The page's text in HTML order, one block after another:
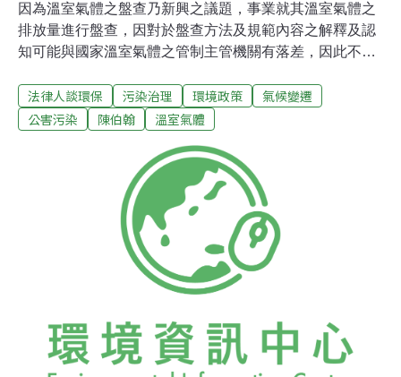
因為溫室氣體之盤查乃新興之議題，事業就其溫室氣體之
排放量進行盤查，因對於盤查方法及規範內容之解釋及認
知可能與國家溫室氣體之管制主管機關有落差，因此不論
家查核的作用，其地位如同查證企業財務報告的會計師。
從而，查驗機構的公正性及其相關機制設計，亦將影響溫
規範及其違反時之責任，亦為相關法制建立時不可不察的
關鍵。（一）我國採取之倫理規範屬行政指導且內涵有待
明確我國溫室氣體排放減量法草案第11條第3項規定，事
業就其盤查資料規定必須經由查驗機構完成查證，始得登
錄。換言之，事業必須經由查驗機構出具查證總結報告，
始符合登錄要求。 就查驗機構之管理，我國行政院環境保
護署所訂定之「行政院環境保護署管理溫室氣體查驗機構
之查驗作業乃僅以「查驗機構依本作業原則向本署提
法律人談環保 污染治理 環境政策
氣候變遷
公害污染
陳伯翰 溫室氣體